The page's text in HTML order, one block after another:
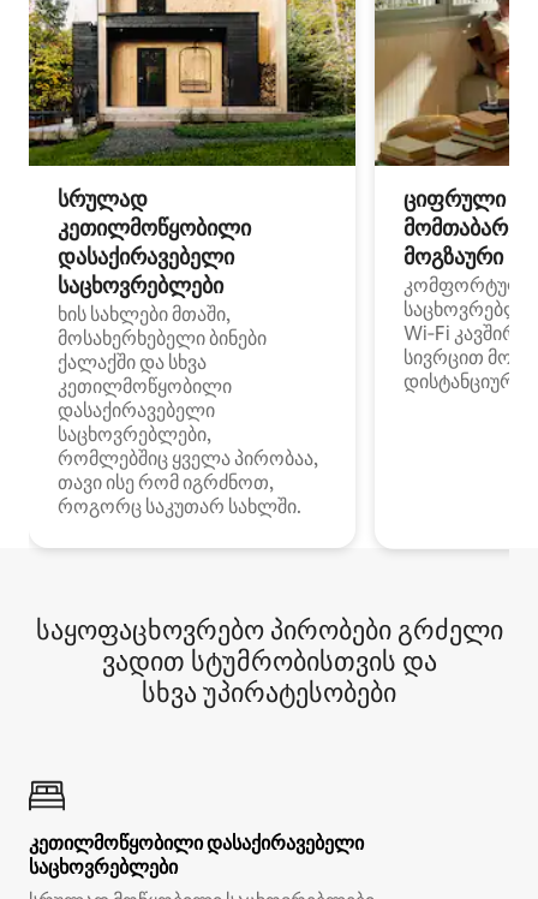
სრულად
კეთილმოწყობილი
დასაქირავებელი
საცხოვრებლები
ხის სახლები მთაში,
მოსახერხებელი ბინები
ქალაქში და სხვა
კეთილმოწყობილი
დასაქირავებელი
საცხოვრებლები,
რომლებშიც ყველა პირობაა,
თავი ისე რომ იგრძნოთ,
როგორც საკუთარ სახლში.
ციფრული
მოგზაური
კომფორტული
Wi‑Fi
სივრცით
დისტანციური
საყოფაცხოვრებო პირობები გრძელი
ვადით სტუმრობისთვის და
სხვა უპირატესობები
კეთილმოწყობილი დასაქირავებელი
საცხოვრებლები